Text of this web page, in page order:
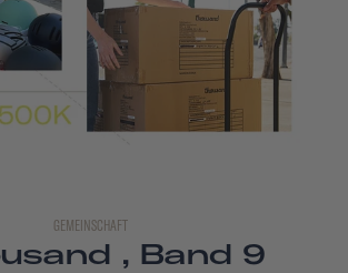
GEMEINSCHAFT
, Band 9